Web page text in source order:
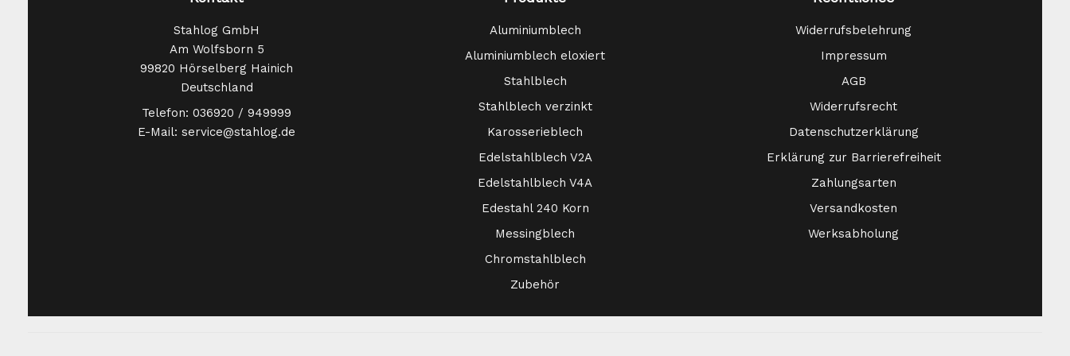
Stahlog GmbH
Am Wolfsborn 5
99820 Hörselberg Hainich
Deutschland
Telefon: 036920 / 949999
E-Mail: service@stahlog.de
Aluminiumblech
Aluminiumblech eloxiert
Stahlblech
Stahlblech verzinkt
Karosserieblech
Edelstahlblech V2A
Edelstahlblech V4A
Edestahl 240 Korn
Messingblech
Chromstahlblech
Zubehör
Widerrufsbelehrung
Impressum
AGB
Widerrufsrecht
Datenschutzerklärung
Erklärung zur Barrierefreiheit
Zahlungsarten
Versandkosten
Werksabholung